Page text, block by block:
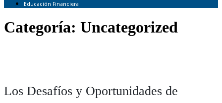
Educación Financiera
Categoría: Uncategorized
Los Desafíos y Oportunidades de